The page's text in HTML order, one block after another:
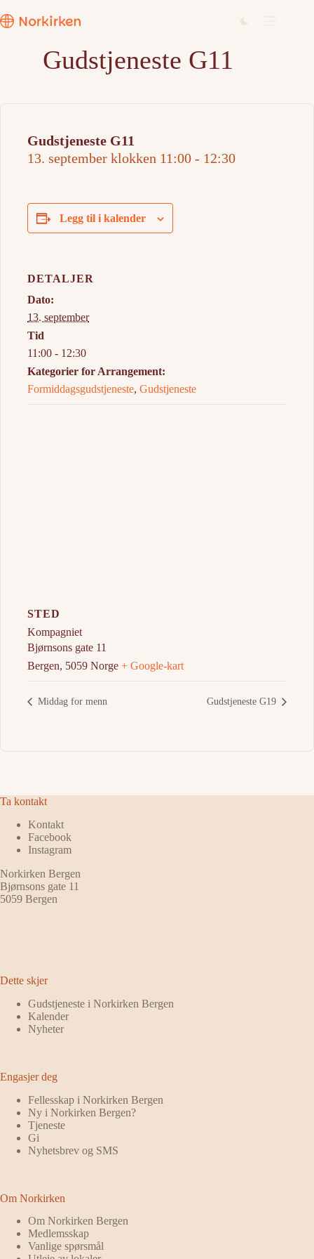
til
innholdet
Gudstjeneste G11
Gudstjeneste G11
13. september klokken 11:00 - 12:30
Legg til i kalender
DETALJER
Dato:
13. september
Tid
11:00 - 12:30
Kategorier for Arrangement:
Formiddagsgudstjeneste,Gudstjeneste
STED
Kompagniet
Bjørnsons gate 11
Bergen, 5059 Norge + Google-kart
Middag for menn Gudstjeneste G19
Ta kontakt
Kontakt
Facebook
Instagram
Norkirken Bergen
Bjørnsons gate 11
5059 Bergen
Dette skjer
Gudstjeneste i Norkirken Bergen
Kalender
Nyheter
Engasjer deg
Fellesskap i Norkirken Bergen
Ny i Norkirken Bergen?
Tjeneste
Gi
Nyhetsbrev og SMS
Om Norkirken
Om Norkirken Bergen
Medlemsskap
Vanlige spørsmål